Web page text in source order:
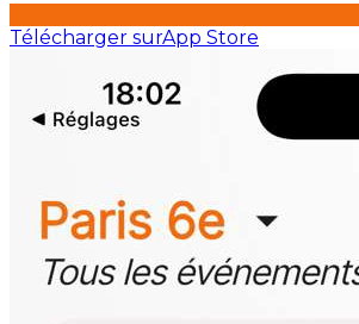
Télécharger surApp Store